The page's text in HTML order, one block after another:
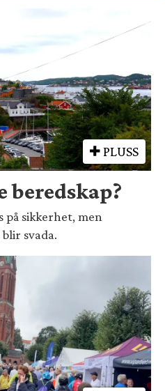
PLUSS
beredskap?
sikkerhet, men
svada.